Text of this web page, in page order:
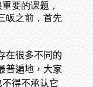
要的课题，
皈之前，首先
在很多不同的
普遍地，大家
不得不承认它